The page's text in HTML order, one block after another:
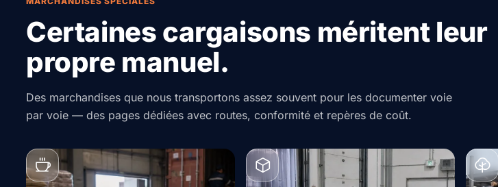
Certaines cargaisons méritent leur
propre manuel.
Des marchandises que nous transportons assez souvent pour les documenter voie
par voie — des pages dédiées avec routes, conformité et repères de coût.